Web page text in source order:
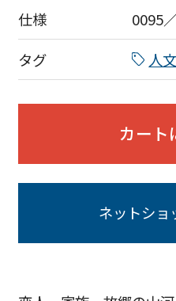
仕様
0095
タグ
人文
カート
ネットショ